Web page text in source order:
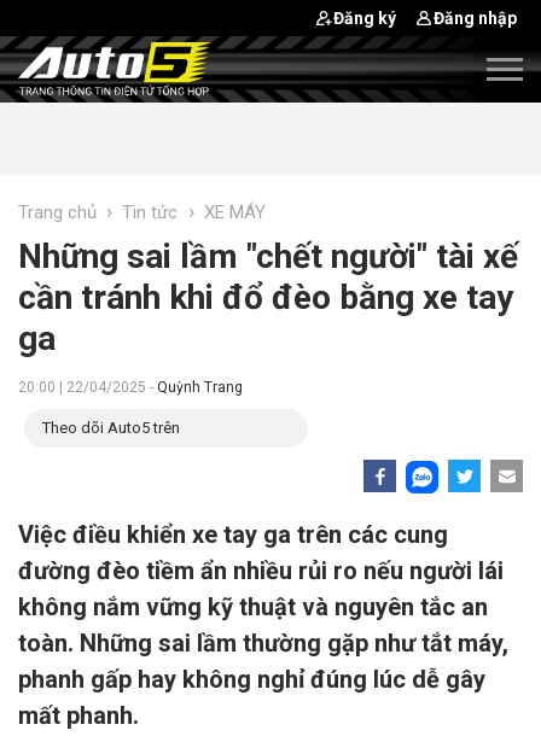
Đăng ký Đăng nhập
Trang chủ › Tin tức › XE MÁY
Những sai lầm "chết người" tài xế
cần tránh khi đổ đèo bằng xe tay
ga
20:00 | 22/04/2025 - Quỳnh Trang
Theo dõi Auto5 trên
Việc điều khiển xe tay ga trên các cung
đường đèo tiềm ẩn nhiều rủi ro nếu người lái
không nắm vững kỹ thuật và nguyên tắc an
toàn. Những sai lầm thường gặp như tắt máy,
phanh gấp hay không nghỉ đúng lúc dễ gây
mất phanh.